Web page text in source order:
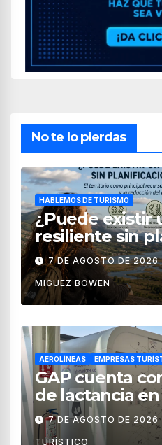
No te lo pierdas
HABLEMOS DE TURISMO
¿Puede existir
resiliente sin
territorial?
7 DE AGOSTO DE 2026
MIGUEZ BOWEN
AEROLÍNEAS EMPRESAS
GAP cuenta
de lactancia
de México
7 DE AGOSTO DE 2026
TURÍSTICO